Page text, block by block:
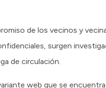
de los vecinos y
surgen
de circulación.
web que se